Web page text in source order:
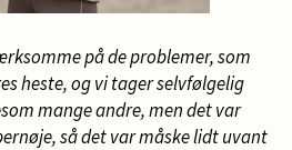
på de problemer, som
heste, og vi tager selvfølgelig
mange andre, men det var
så det var måske lidt uvant